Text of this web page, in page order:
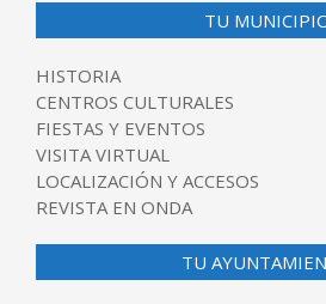
TU
HISTORIA
CENTROS CULTURALES
FIESTAS Y EVENTOS
VISITA VIRTUAL
LOCALIZACIÓN Y ACCESOS
REVISTA EN ONDA
TU